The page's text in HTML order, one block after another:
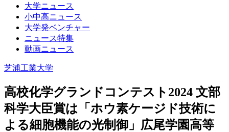
大学ニュース
小中高ニュース
大学発ベンチャー
ニュース特集
動画ニュース
芝浦工業大学
高校化学グランドコンテスト2024 文部
科学大臣賞は「ホウ素ケージド技術に
よる細胞機能の光制御」広尾学園高等